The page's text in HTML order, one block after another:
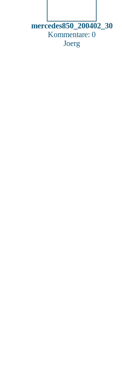
mercedes850_200402_30
Kommentare: 0
Joerg